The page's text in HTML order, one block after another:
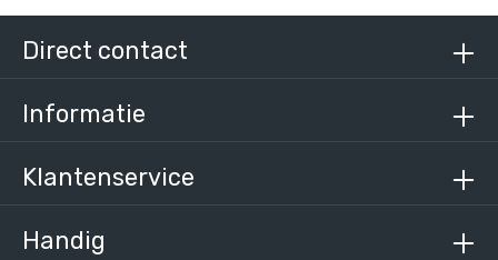
€ 17,95 excl. BTW
Direct contact
Informatie
Klantenservice
Handig